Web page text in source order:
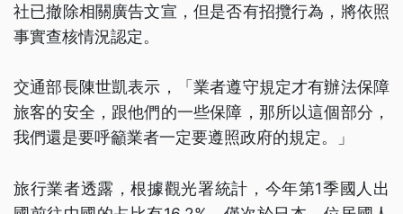
社已撤除相關廣告文宣，但是否有招攬行為，將依照
事實查核情況認定。
交通部長陳世凱表示，「業者遵守規定才有辦法保障
旅客的安全，跟他們的一些保障，那所以這個部分，
我們還是要呼籲業者一定要遵照政府的規定。」
旅行業者透露，根據觀光署統計，今年第1季國人出